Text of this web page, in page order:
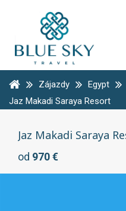
Zájazdy Egypt
Jaz Makadi Saraya Resort
Jaz Makadi Saraya
od 970 €